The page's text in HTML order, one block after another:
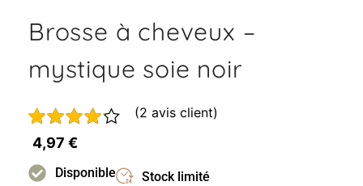
Brosse à cheveux –
mystique soie noir
Noté
4.00
5 basé
1
(2 avis client)
4,97 €
Disponible Stock limité